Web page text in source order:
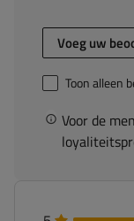
Voeg uw
Voor de
Toon alleen